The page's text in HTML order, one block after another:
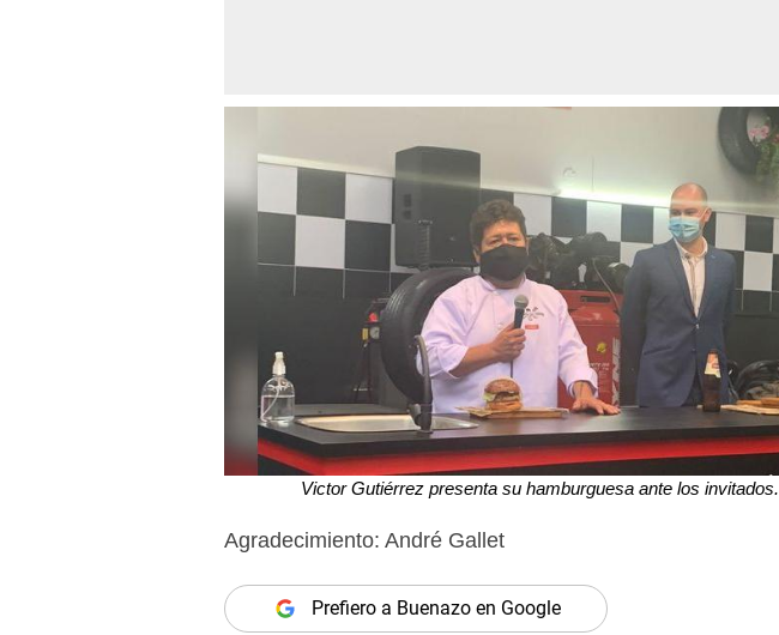
Victor Gutiérrez presenta su hamburguesa ante los invitados.
Agradecimiento: André Gallet
Prefiero a Buenazo en Google